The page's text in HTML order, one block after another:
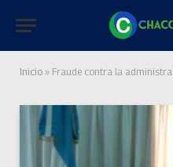
Inicio » Fraude contra la administración y peculado: